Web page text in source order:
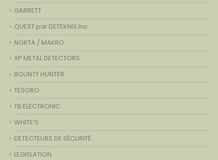
GARRETT
QUEST par DETEKNIX.Inc
NOKTA / MAKRO
XP METAL DETECTORS
BOUNTY HUNTER
TESORO
TB ELECTRONIC
WHITE’S
DETECTEURS DE SÉCURITÉ
LEGISLATION